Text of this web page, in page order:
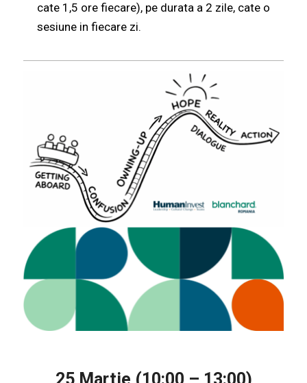
cate 1,5 ore fiecare), pe durata a 2 zile, cate o
sesiune in fiecare zi.